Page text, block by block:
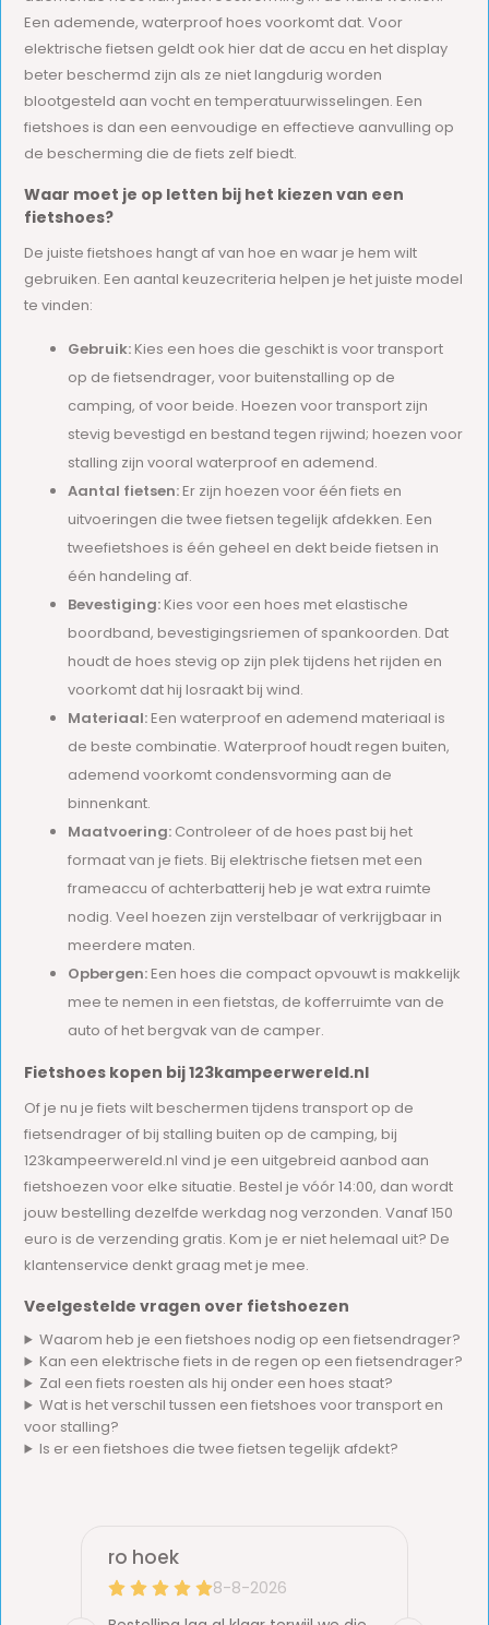
Een ademende, waterproof hoes voorkomt dat. Voor
elektrische fietsen geldt ook hier dat de accu en het display
beter beschermd zijn als ze niet langdurig worden
blootgesteld aan vocht en temperatuurwisselingen. Een
fietshoes is dan een eenvoudige en effectieve aanvulling op
de bescherming die de fiets zelf biedt.
Waar moet je op letten bij het kiezen van een
fietshoes?
De juiste fietshoes hangt af van hoe en waar je hem wilt
gebruiken. Een aantal keuzecriteria helpen je het juiste model
te vinden:
Gebruik: Kies een hoes die geschikt is voor transport
op de fietsendrager, voor buitenstalling op de
camping, of voor beide. Hoezen voor transport zijn
stevig bevestigd en bestand tegen rijwind; hoezen voor
stalling zijn vooral waterproof en ademend.
Aantal fietsen: Er zijn hoezen voor één fiets en
uitvoeringen die twee fietsen tegelijk afdekken. Een
tweefietshoes is één geheel en dekt beide fietsen in
één handeling af.
Bevestiging: Kies voor een hoes met elastische
boordband, bevestigingsriemen of spankoorden. Dat
houdt de hoes stevig op zijn plek tijdens het rijden en
voorkomt dat hij losraakt bij wind.
Materiaal: Een waterproof en ademend materiaal is
de beste combinatie. Waterproof houdt regen buiten,
ademend voorkomt condensvorming aan de
binnenkant.
Maatvoering: Controleer of de hoes past bij het
formaat van je fiets. Bij elektrische fietsen met een
frameaccu of achterbatterij heb je wat extra ruimte
nodig. Veel hoezen zijn verstelbaar of verkrijgbaar in
meerdere maten.
Opbergen: Een hoes die compact opvouwt is makkelijk
mee te nemen in een fietstas, de kofferruimte van de
auto of het bergvak van de camper.
Fietshoes kopen bij 123kampeerwereld.nl
Of je nu je fiets wilt beschermen tijdens transport op de
fietsendrager of bij stalling buiten op de camping, bij
123kampeerwereld.nl vind je een uitgebreid aanbod aan
fietshoezen voor elke situatie. Bestel je vóór 14:00, dan wordt
jouw bestelling dezelfde werkdag nog verzonden. Vanaf 150
euro is de verzending gratis. Kom je er niet helemaal uit? De
klantenservice denkt graag met je mee.
Veelgestelde vragen over fietshoezen
Waarom heb je een fietshoes nodig op een fietsendrager?
Kan een elektrische fiets in de regen op een fietsendrager?
Zal een fiets roesten als hij onder een hoes staat?
Wat is het verschil tussen een fietshoes voor transport en
voor stalling?
Is er een fietshoes die twee fietsen tegelijk afdekt?